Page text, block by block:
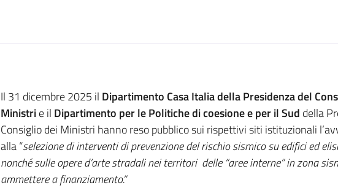
Introduzione
Il 31 dicembre 2025 il Dipartimento Casa Italia della Presidenza del
Ministrie il Dipartimento per le Politiche di coesione e per il Sud della
Consiglio dei Ministri hanno reso pubblico sui rispettivi siti istituzionali
alla “selezione di interventi di prevenzione del rischio sismico su edifici ed
nonché sulle opere d’arte stradali nei territori delle “aree interne” in zona
ammettere a finanziamento.”